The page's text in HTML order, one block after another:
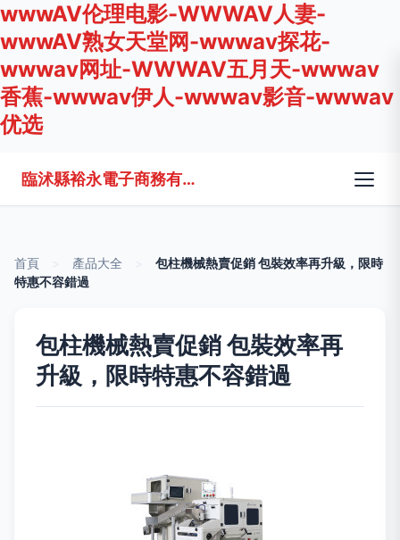
wwwAV伦理电影-WWWAV人妻-
wwwAV熟女天堂网-wwwav探花-
wwwav网址-WWWAV五月天-wwwav
香蕉-wwwav伊人-wwwav影音-wwwav
优选
臨沭縣裕永電子商務有限公司
首頁 產品大全
包柱機械熱賣促銷 包裝效率再升級，限時
特惠不容錯過
包柱機械熱賣促銷 包裝效率再
升級，限時特惠不容錯過